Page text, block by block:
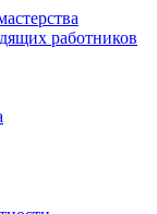
работников